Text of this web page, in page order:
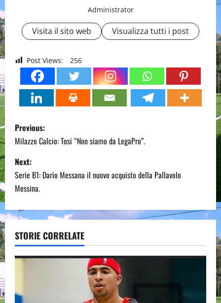
Administrator
Visita il sito web Visualizza tutti i post
Post Views: 256
P
o
s
t
n
a
v
g
Previous:
Milazzo Calcio: Tosi “Non siamo da LegaPro”.
Next:
Serie B1: Dario Messana il nuovo acquisto della Pallavolo
Messina.
STORIE CORRELATE